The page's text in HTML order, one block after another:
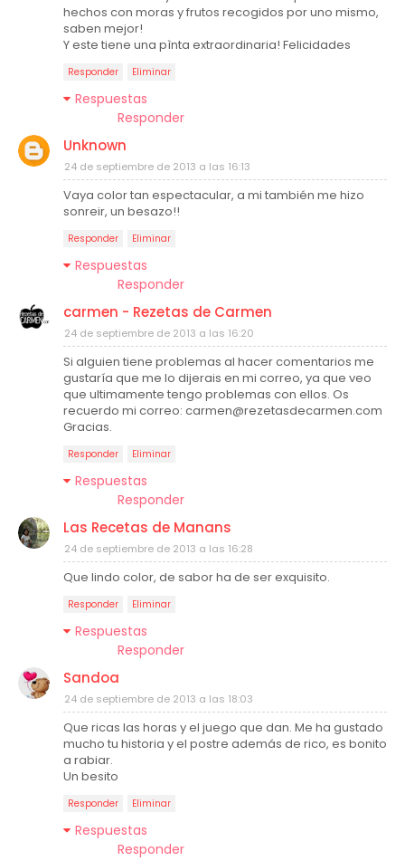
hechos con moras y frutos recogidos por uno mismo,
saben mejor!
Y este tiene una pìnta extraordinaria! Felicidades
Responder Eliminar
Respuestas
Responder
Unknown
24 de septiembre de 2013 a las 16:13
Vaya color tan espectacular, a mi también me hizo
sonreir, un besazo!!
Responder Eliminar
Respuestas
Responder
carmen - Rezetas de Carmen
24 de septiembre de 2013 a las 16:20
Si alguien tiene problemas al hacer comentarios me
gustaría que me lo dijerais en mi correo, ya que veo
que ultimamente tengo problemas con ellos. Os
recuerdo mi correo: carmen@rezetasdecarmen.com
Gracias.
Responder Eliminar
Respuestas
Responder
Las Recetas de Manans
24 de septiembre de 2013 a las 16:28
Que lindo color, de sabor ha de ser exquisito.
Responder Eliminar
Respuestas
Responder
Sandoa
24 de septiembre de 2013 a las 18:03
Que ricas las horas y el juego que dan. Me ha gustado
mucho tu historia y el postre además de rico, es bonito
a rabiar.
Un besito
Responder Eliminar
Respuestas
Responder